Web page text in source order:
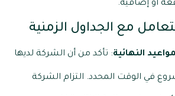
أو إضافية.
النهائية: تأكد من أن الشركة لديها
في الوقت المحدد. التزام الشركة